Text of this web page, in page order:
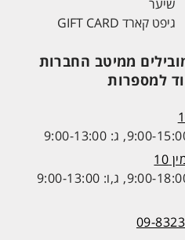
שיער
גיפט קארד GIFT CARD
ממיטב החברות
למספרות
09-